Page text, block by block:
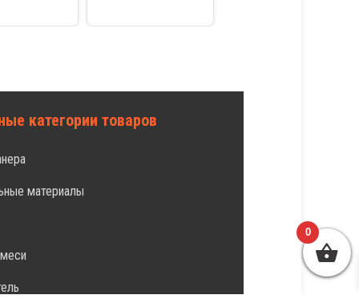
категории товаров
материалы
0